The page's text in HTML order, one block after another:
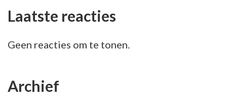
Laatste reacties
Geen reacties om te tonen.
Archief